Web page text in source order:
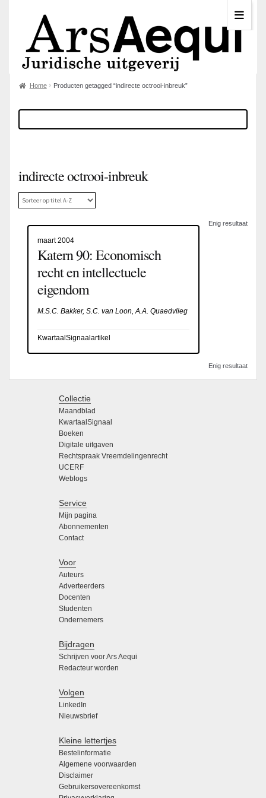
Home Producten getagged “indirecte octrooi-inbreuk”
indirecte octrooi-inbreuk
Enig resultaat
maart 2004
Katern 90: Economisch
recht en intellectuele
eigendom
M.S.C. Bakker, S.C. van Loon, A.A. Quaedvlieg
KwartaalSignaalartikel
Enig resultaat
Collectie
Maandblad
KwartaalSignaal
Boeken
Digitale uitgaven
Rechtspraak Vreemdelingenrecht
UCERF
Weblogs
Service
Mijn pagina
Abonnementen
Contact
Voor
Auteurs
Adverteerders
Docenten
Studenten
Ondernemers
Bijdragen
Schrijven voor Ars Aequi
Redacteur worden
Volgen
LinkedIn
Nieuwsbrief
Kleine lettertjes
Bestelinformatie
Algemene voorwaarden
Disclaimer
Gebruikersovereenkomst